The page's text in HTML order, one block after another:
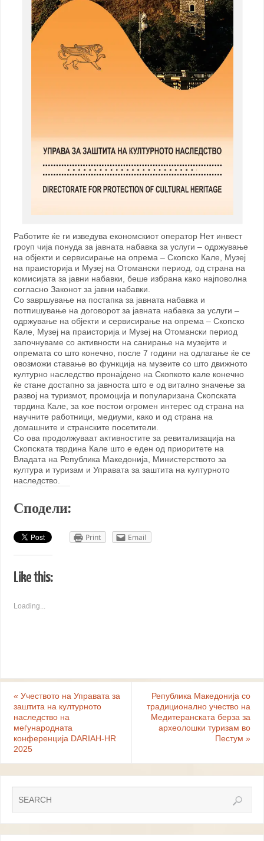
Работите ќе ги изведува економскиот оператор Нет инвест
гроуп чија понуда за јавната набавка за услуги – одржување
на објекти и сервисирање на опрема – Скопско Кале, Музеј
на праисторија и Музеј на Отомански период, од страна на
комисијата за јавни набавки, беше избрана како најповолна
согласно Законот за јавни набавки.
Со завршување на постапка за јавната набавка и
потпишување на договорот за јавната набавка за услуги –
одржување на објекти и сервисирање на опрема – Скопско
Кале, Музеј на праисторија и Музеј на Отомански период
започнуваме со активности на санирање на музејите и
опремата со што конечно, после 7 години на одлагање ќе се
овозможи ставање во функција на музеите со што движното
културно наследство пронајдено на Скопкото кале конечно
ќе стане достапно за јавноста што е од витално значење за
развој на туризмот, промоција и популаризана Скопската
тврдина Кале, за кое постои огромен интерес од страна на
научните работници, медиуми, како и од страна на
домашните и странските посетители.
Со ова продолжуваат активностите за ревитализација на
Скопската тврдина Кале што е еден од приоритете на
Владата на Република Македонија, Министерството за
култура и туризам и Управата за заштита на културното
наследство.
Сподели:
Print Email
Like this:
Loading...
« Учеството на Управата за
заштита на културното
наследство на
меѓународната
конференција DARIAH-HR
2025
Република Македонија со
традиционално учество на
Медитеранската берза за
археолошки туризам во
Пестум»